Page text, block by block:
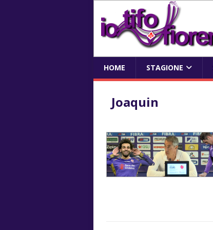
HOME STAGIONE
Joaquin